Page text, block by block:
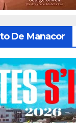
De Manacor